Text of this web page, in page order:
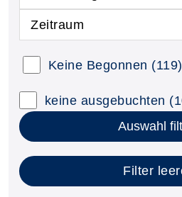
Zeitraum
Keine Begonnen (119)
keine ausgebuchten
Auswahl
Filter